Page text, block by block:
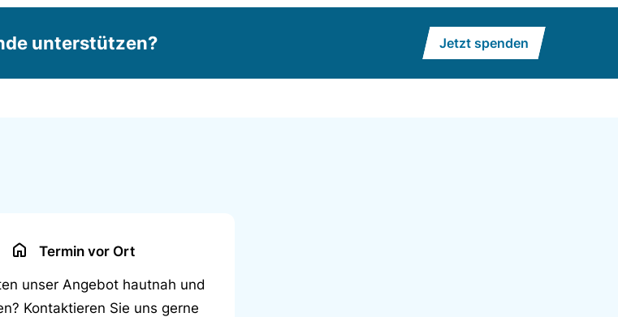
unterstützen? Jetzt spenden
Termin vor Ort
unser Angebot hautnah und
Kontaktieren Sie uns gerne